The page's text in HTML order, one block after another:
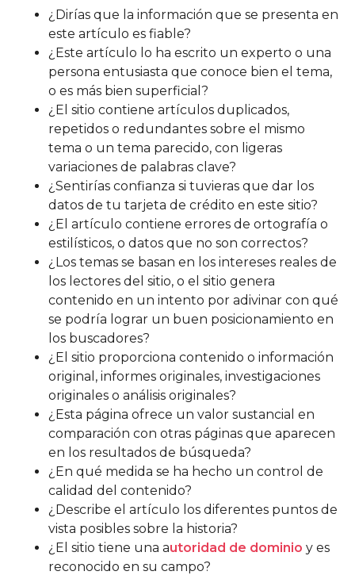
¿Dirías que la información que se presenta en
este artículo es fiable?
¿Este artículo lo ha escrito un experto o una
persona entusiasta que conoce bien el tema,
o es más bien superficial?
¿El sitio contiene artículos duplicados,
repetidos o redundantes sobre el mismo
tema o un tema parecido, con ligeras
variaciones de palabras clave?
¿Sentirías confianza si tuvieras que dar los
datos de tu tarjeta de crédito en este sitio?
¿El artículo contiene errores de ortografía o
estilísticos, o datos que no son correctos?
¿Los temas se basan en los intereses reales de
los lectores del sitio, o el sitio genera
contenido en un intento por adivinar con qué
se podría lograr un buen posicionamiento en
los buscadores?
¿El sitio proporciona contenido o información
original, informes originales, investigaciones
originales o análisis originales?
¿Esta página ofrece un valor sustancial en
comparación con otras páginas que aparecen
en los resultados de búsqueda?
¿En qué medida se ha hecho un control de
calidad del contenido?
¿Describe el artículo los diferentes puntos de
vista posibles sobre la historia?
¿El sitio tiene una autoridad de dominio y es
reconocido en su campo?